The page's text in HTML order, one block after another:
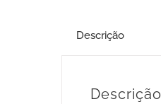
Descrição
Descrição